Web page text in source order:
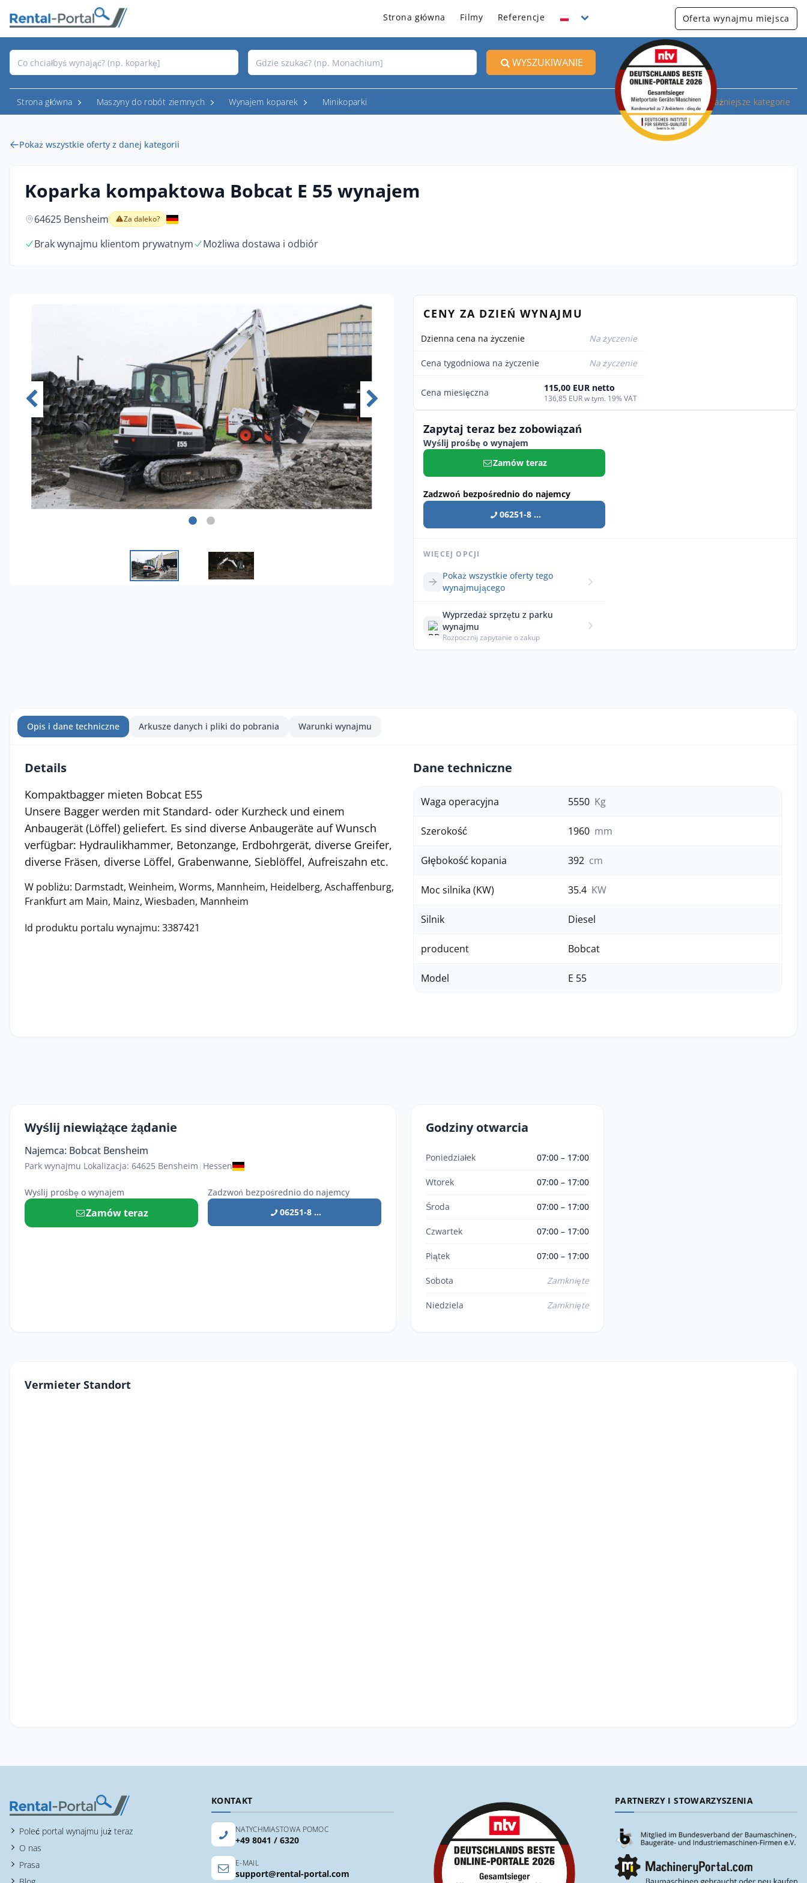
Strona główna Filmy Referencje Oferta wynajmu miejsca
WYSZUKIWANIE
Strona główna Maszyny do robót ziemnych Wynajem koparek Minikoparki Najważniejsze kategorie
Pokaż wszystkie oferty z danej kategorii
Koparka kompaktowa Bobcat E 55 wynajem
64625 Bensheim Za daleko?
Brak wynajmu klientom prywatnym Możliwa dostawa i odbiór
CENY ZA DZIEŃ WYNAJMU
Dzienna cena na życzenie Na życzenie
Cena tygodniowa na życzenie Na życzenie
Cena miesięczna 115,00 EUR netto
136,85 EUR w tym. 19% VAT
Zapytaj teraz bez zobowiązań
Wyślij prośbę o wynajem
Zamów teraz
Zadzwoń bezpośrednio do najemcy
06251-8 ...
WIĘCEJ OPCJI
Pokaż wszystkie oferty tego
wynajmującego
Wyprzedaż sprzętu z parku
wynajmu
Rozpocznij zapytanie o zakup
Opis i dane techniczne Arkusze danych i pliki do pobrania Warunki wynajmu
Details
Kompaktbagger mieten Bobcat E55
Unsere Bagger werden mit Standard- oder Kurzheck und einem
Anbaugerät (Löffel) geliefert. Es sind diverse Anbaugeräte auf Wunsch
verfügbar: Hydraulikhammer, Betonzange, Erdbohrgerät, diverse Greifer,
diverse Fräsen, diverse Löffel, Grabenwanne, Sieblöffel, Aufreiszahn etc.
W pobliżu: Darmstadt, Weinheim, Worms, Mannheim, Heidelberg, Aschaffenburg,
Frankfurt am Main, Mainz, Wiesbaden, Mannheim
Id produktu portalu wynajmu: 3387421
Dane techniczne
Waga operacyjna 5550 Kg
Szerokość 1960 mm
Głębokość kopania 392 cm
Moc silnika (KW) 35.4 KW
Silnik Diesel
producent Bobcat
Model E 55
Wyślij niewiążące żądanie
Najemca: Bobcat Bensheim
Park wynajmu Lokalizacja: 64625 Bensheim | Hessen
Wyślij prośbę o wynajem
Zamów teraz
Zadzwoń bezpośrednio do najemcy
06251-8 ...
Godziny otwarcia
Poniedziałek 07:00 – 17:00
Wtorek 07:00 – 17:00
Środa 07:00 – 17:00
Czwartek 07:00 – 17:00
Piątek 07:00 – 17:00
Sobota Zamknięte
Niedziela Zamknięte
Vermieter Standort
Poleć portal wynajmu już teraz
O nas
Prasa
KONTAKT
NATYCHMIASTOWA POMOC
+49 8041 / 6320
E-MAIL
support@rental-portal.com
PARTNERZY I STOWARZYSZENIA